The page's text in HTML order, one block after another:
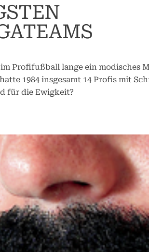
Profifußball lange ein modisches
1984 insgesamt 14 Profis mit
für die Ewigkeit?